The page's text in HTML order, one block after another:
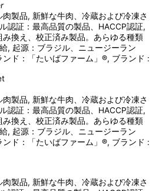
製品, 新鮮な牛肉、冷蔵および冷凍さ
認証：最高品質の製品、HACCP認証,
換え、校正済み製品。あらゆる種類
, 起源：ブラジル、ニュージーラン
ンド：「たいばファーム」®, ブランド :
製品, 新鮮な牛肉、冷蔵および冷凍さ
認証：最高品質の製品、HACCP認証,
換え、校正済み製品。あらゆる種類
, 起源：ブラジル、ニュージーラン
ンド：「たいばファーム」®, ブランド :
製品, 新鮮な牛肉、冷蔵および冷凍さ